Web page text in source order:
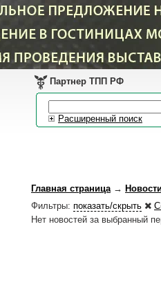
Партнер ТПП РФ
Расширенный поиск
Главная страница→
Фильтры: показать/скрыть
Нет новостей за выбранный